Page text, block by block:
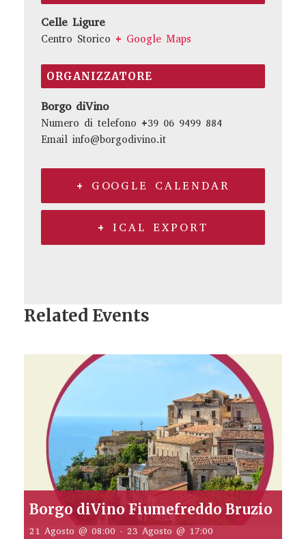
Celle Ligure
Centro Storico + Google Maps
ORGANIZZATORE
Borgo diVino
Numero di telefono +39 06 9499 884
Email info@borgodivino.it
+ GOOGLE CALENDAR
+ ICAL EXPORT
Related Events
Borgo diVino Fiumefreddo Bruzio
21 Agosto @ 08:00 - 23 Agosto @ 17:00